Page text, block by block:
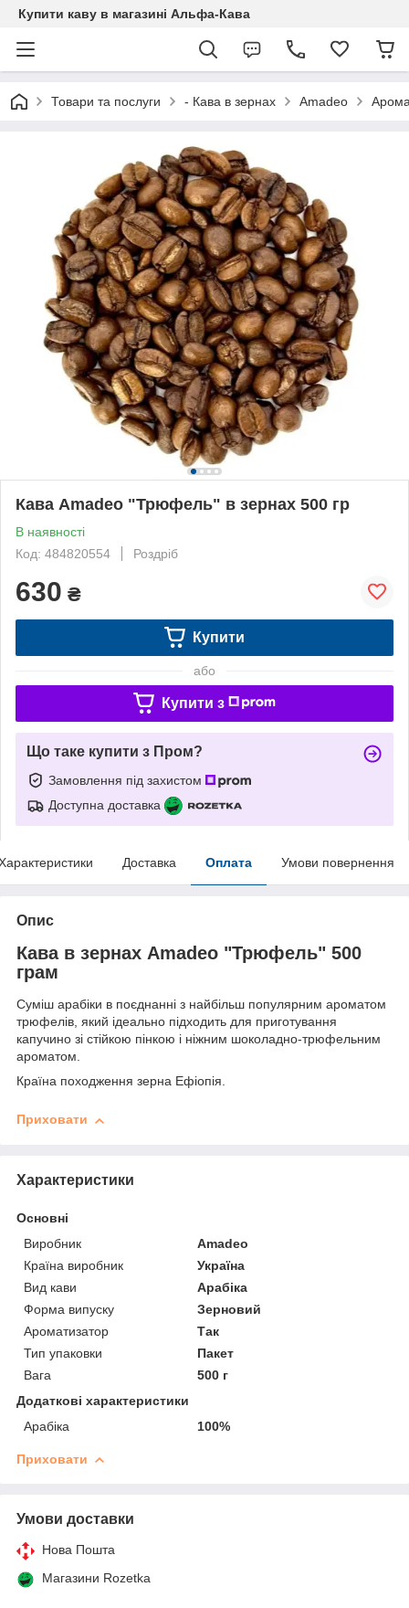
Купити каву в магазині Альфа-Кава
Товари та послуги - Кава в зернах Amadeo
Кава Amadeo "Трюфель" в зернах 500 гр
В наявності
Код: 484820554
Роздріб
630 ₴
Купити
або
Купити з
Що таке купити з Пром?
Замовлення під захистом
Доступна доставка
Доставка Оплата Умови повернення
Опис
Кава в зернах Amadeo "Трюфель" 500
грам
Суміш арабіки в поєднанні з найбільш популярним ароматом
трюфелів, який ідеально підходить для приготування
капучино зі стійкою пінкою і ніжним шоколадно-трюфельним
ароматом.
Країна походження зерна Ефіопія.
Приховати
Характеристики
Основні
Виробник
Amadeo
Країна виробник
Україна
Вид кави
Арабіка
Форма випуску
Зерновий
Ароматизатор
Так
Тип упаковки
Пакет
Вага
500 г
Додаткові характеристики
Арабіка
100%
Приховати
Умови доставки
Нова Пошта
Магазини Rozetka